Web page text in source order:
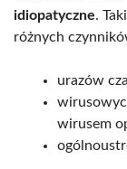
idiopatyczne.
różnych
urazów
wirusem